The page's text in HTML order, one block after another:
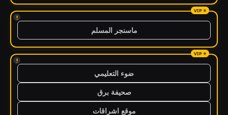
!
ماسنجر المسلم
!
ضوء التعليمي
صحيفة برق
موقع اشراقات